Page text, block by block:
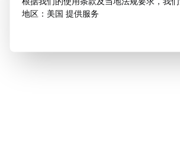
地区：美国 提供服务